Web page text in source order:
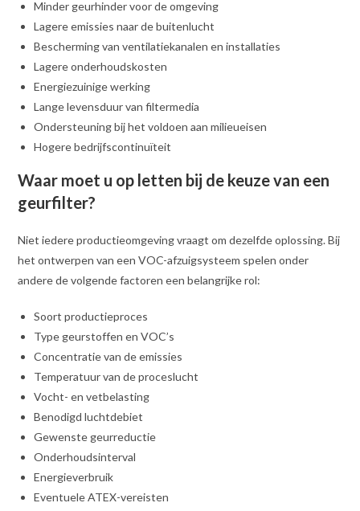
Minder geurhinder voor de omgeving
Lagere emissies naar de buitenlucht
Bescherming van ventilatiekanalen en installaties
Lagere onderhoudskosten
Energiezuinige werking
Lange levensduur van filtermedia
Ondersteuning bij het voldoen aan milieueisen
Hogere bedrijfscontinuïteit
Waar moet u op letten bij de keuze van een
geurfilter?
Niet iedere productieomgeving vraagt om dezelfde oplossing. Bij
het ontwerpen van een VOC-afzuigsysteem spelen onder
andere de volgende factoren een belangrijke rol:
Soort productieproces
Type geurstoffen en VOC’s
Concentratie van de emissies
Temperatuur van de proceslucht
Vocht- en vetbelasting
Benodigd luchtdebiet
Gewenste geurreductie
Onderhoudsinterval
Energieverbruik
Eventuele ATEX-vereisten